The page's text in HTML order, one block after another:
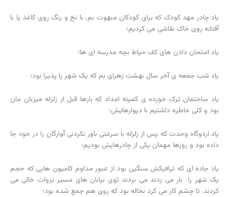
یاد چادر مهد کودک که برای کودکان مبهوت بم، با نخ و رنگ روی کاغذ یا با
آفتابه روی خاک نقاشی می کردیم؛
یاد امتحان دادن های کف حیاط بچه مدرسه ای ها؛
یاد شب جمعه ی آخر سال بهشت زهرای بم که یک شهر را پذیرا بود؛
یاد ساختمان ترک خورده ی کمیته امداد که بارها قبل از زلزله میزبان مان
بود و کلی خاطره داشتیم با دیوارهایش؛
یاد اردوگاه وحدت که پس از زلزله با سرعتی باور نکردنی آوارگان را در خود جا
داده بود و روزها مهمان یکی از چادرهایش بودیم؛
یاد جاده ای که ترافیکش سنگین بود از عبور مداوم کامیون هایی که حجم
یک شهر را بار می زدند می بردند توی بیابان های مسیر بَرَوات خالی می
کردند. تا چشم کار می کرد نخاله بود که روی هم جمع شده بود؛